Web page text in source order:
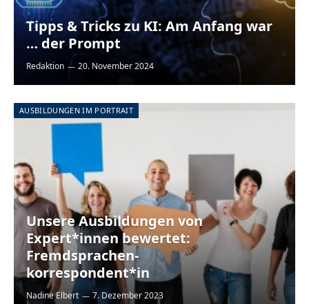
Tipps & Tricks zu KI: Am Anfang war
… der Prompt
Redaktion 20. November 2024
AUSBILDUNGEN IM PORTRAIT
Unsere Ausbildungen von
Expert*innen bewertet:
Fremdsprachen-
korrespondent*in
Nadine Elbert 7. Dezember 2023